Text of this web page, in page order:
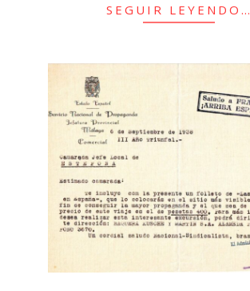
SEGUIR LEYENDO…